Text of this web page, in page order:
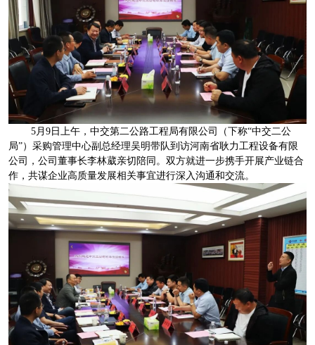
5月9日上午，中交第二公路工程局有限公司（下称“中交二公
局”）采购管理中心副总经理吴明带队到访河南省耿力工程设备有限
公司，公司董事长李林葳亲切陪同。双方就进一步携手开展产业链合
作，共谋企业高质量发展相关事宜进行深入沟通和交流。